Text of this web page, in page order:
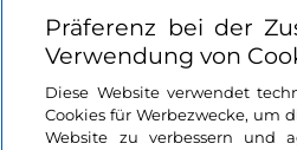
Nützliche Links
Login
Bleiben wir in Kontakt
Präferenz bei der
Verwendung von
Diese Website verwendet
Cookies für Werbezwecke, um
Website zu verbessern und